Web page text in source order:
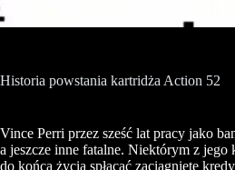
Historia powstania kartridża Action 52
Vince Perri przez sześć lat pracy jako
a jeszcze inne fatalne. Niektórym z
do końca życia spłacać zaciągnięte